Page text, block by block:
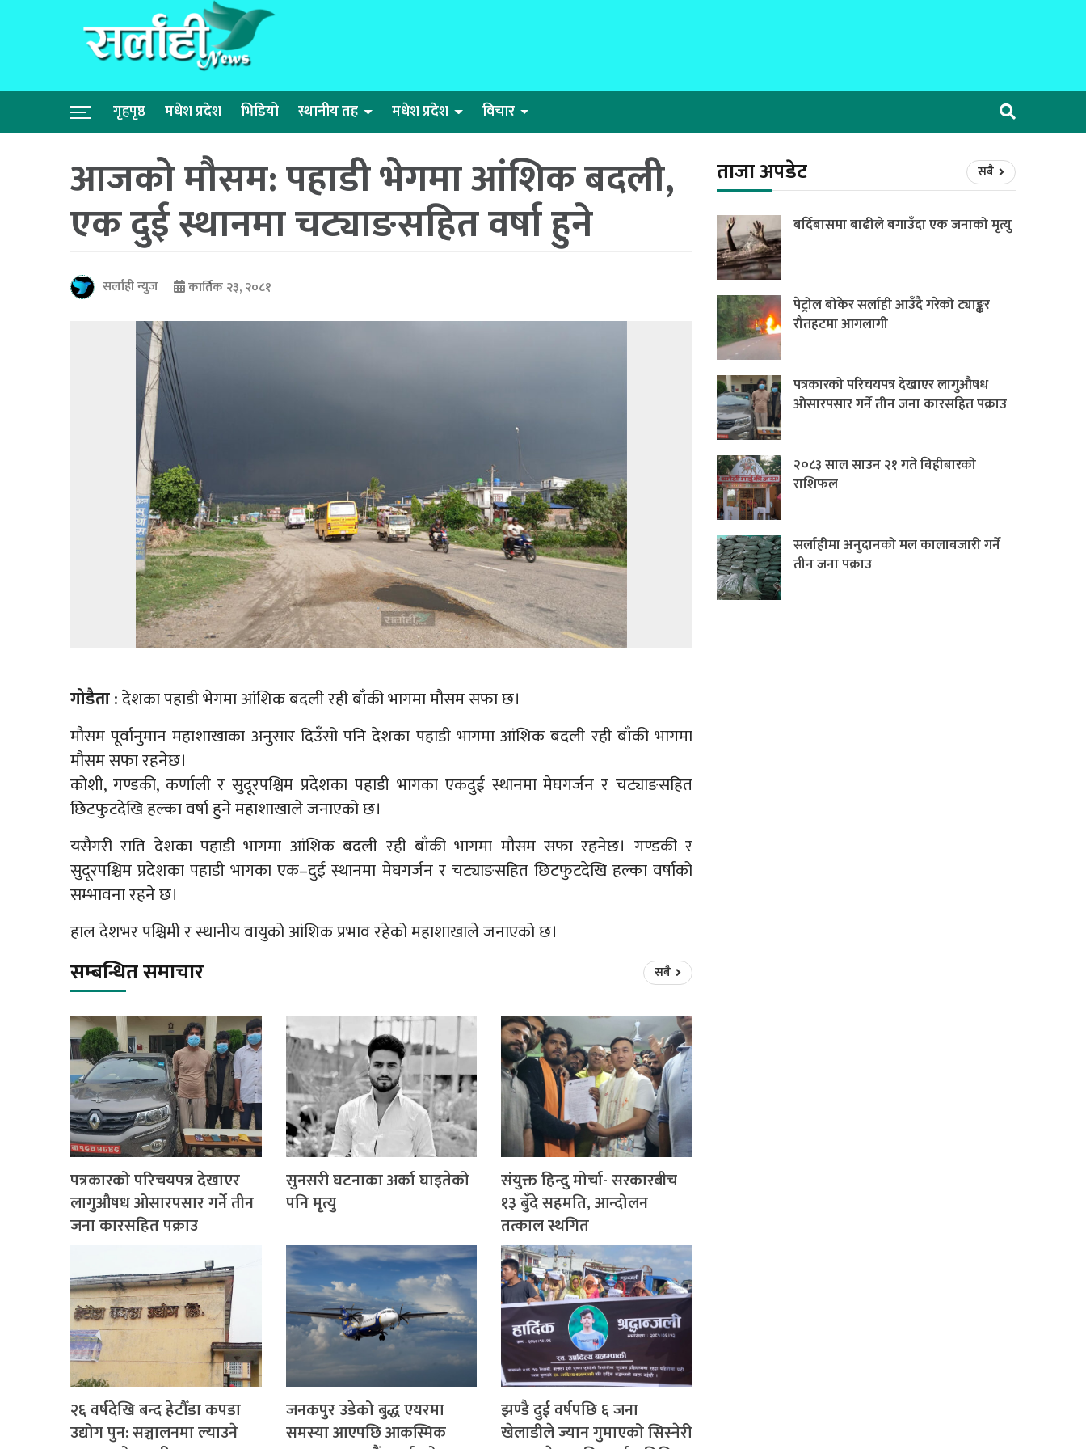
गृहपृष्ठ मधेश प्रदेश भिडियो स्थानीय तह मधेश प्रदेश विचार
आजको मौसम: पहाडी भेगमा आंशिक बदली,
एक दुई स्थानमा चट्याङसहित वर्षा हुने
सर्लाही न्युज कार्तिक २३, २०८१
गोडैता :देशका पहाडी भेगमा आंशिक बदली रही बाँकी भागमा मौसम सफा छ।
मौसम पूर्वानुमान महाशाखाका अनुसार दिउँसो पनि देशका पहाडी भागमा आंशिक बदली रही बाँकी भागमा
मौसम सफा रहनेछ।
कोशी, गण्डकी, कर्णाली र सुदूरपश्चिम प्रदेशका पहाडी भागका एकदुई स्थानमा मेघगर्जन र चट्याङसहित
छिटफुटदेखि हल्का वर्षा हुने महाशाखाले जनाएको छ।
यसैगरी राति देशका पहाडी भागमा आंशिक बदली रही बाँकी भागमा मौसम सफा रहनेछ। गण्डकी र
सुदूरपश्चिम प्रदेशका पहाडी भागका एक–दुई स्थानमा मेघगर्जन र चट्याङसहित छिटफुटदेखि हल्का वर्षाको
सम्भावना रहने छ।
हाल देशभर पश्चिमी र स्थानीय वायुको आंशिक प्रभाव रहेको महाशाखाले जनाएको छ।
सम्बन्धित समाचार सबै
पत्रकारको परिचयपत्र देखाएर
लागुऔषध ओसारपसार गर्ने तीन
जना कारसहित पक्राउ
सुनसरी घटनाका अर्का घाइतेको
पनि मृत्यु
संयुक्त हिन्दु मोर्चा- सरकारबीच
१३ बुँदे सहमति, आन्दोलन
तत्काल स्थगित
२६ वर्षदेखि बन्द हेटौँडा कपडा
उद्योग पुन: सञ्चालनमा ल्याउने
जनकपुर उडेको बुद्ध एयरमा
समस्या आएपछि आकस्मिक
झण्डै दुई वर्षपछि ६ जना
खेलाडीले ज्यान गुमाएको सिस्नेरी
ताजा अपडेट सबै
बर्दिबासमा बाढीले बगाउँदा एक जनाको मृत्यु
पेट्रोल बोकेर सर्लाही आउँदै गरेको ट्याङ्कर
रौतहटमा आगलागी
पत्रकारको परिचयपत्र देखाएर लागुऔषध
ओसारपसार गर्ने तीन जना कारसहित पक्राउ
२०८३ साल साउन २१ गते बिहीबारको
राशिफल
सर्लाहीमा अनुदानको मल कालाबजारी गर्ने
तीन जना पक्राउ